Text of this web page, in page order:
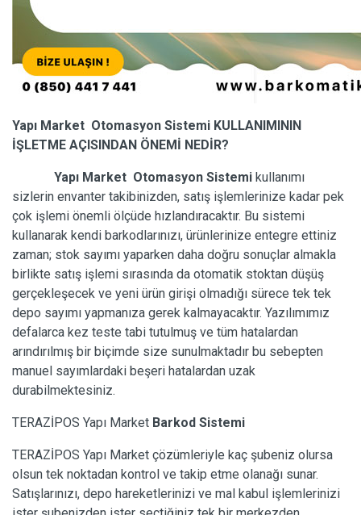
Yapı Market Otomasyon Sistemi KULLANIMININ
İŞLETME AÇISINDAN ÖNEMİ NEDİR?
Yapı Market Otomasyon Sistemi kullanımı
sizlerin envanter takibinizden, satış işlemlerinize kadar pek
çok işlemi önemli ölçüde hızlandıracaktır. Bu sistemi
kullanarak kendi barkodlarınızı, ürünlerinize entegre ettiniz
zaman; stok sayımı yaparken daha doğru sonuçlar almakla
birlikte satış işlemi sırasında da otomatik stoktan düşüş
gerçekleşecek ve yeni ürün girişi olmadığı sürece tek tek
depo sayımı yapmanıza gerek kalmayacaktır. Yazılımımız
defalarca kez teste tabi tutulmuş ve tüm hatalardan
arındırılmış bir biçimde size sunulmaktadır bu sebepten
manuel sayımlardaki beşeri hatalardan uzak
durabilmektesiniz.
TERAZİPOS Yapı Market Barkod Sistemi
TERAZİPOS Yapı Market çözümleriyle kaç şubeniz olursa
olsun tek noktadan kontrol ve takip etme olanağı sunar.
Satışlarınızı, depo hareketlerinizi ve mal kabul işlemlerinizi